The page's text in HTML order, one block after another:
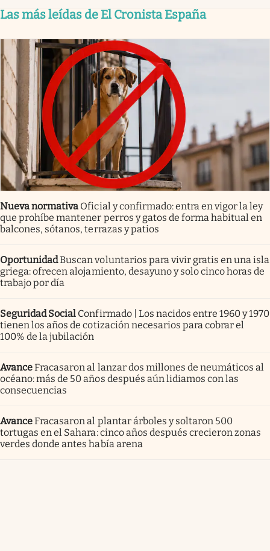
Las más leídas de El Cronista España
Nueva normativa Oficial y confirmado: entra en vigor la ley
que prohíbe mantener perros y gatos de forma habitual en
balcones, sótanos, terrazas y patios
OportunidadBuscan voluntarios para vivir gratis en una isla
griega: ofrecen alojamiento, desayuno y solo cinco horas de
trabajo por día
Seguridad Social Confirmado | Los nacidos entre 1960 y 1970
tienen los años de cotización necesarios para cobrar el
100% de la jubilación
AvanceFracasaron al lanzar dos millones de neumáticos al
océano: más de 50 años después aún lidiamos con las
consecuencias
AvanceFracasaron al plantar árboles y soltaron 500
tortugas en el Sahara: cinco años después crecieron zonas
verdes donde antes había arena